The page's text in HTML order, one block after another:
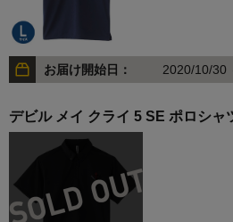
お届け開始日： 2020/10/30
デビル メイ クライ 5 SE ポロシ